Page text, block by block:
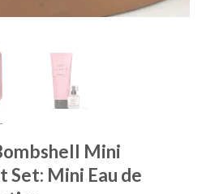
Mini
Set: Mini Eau de